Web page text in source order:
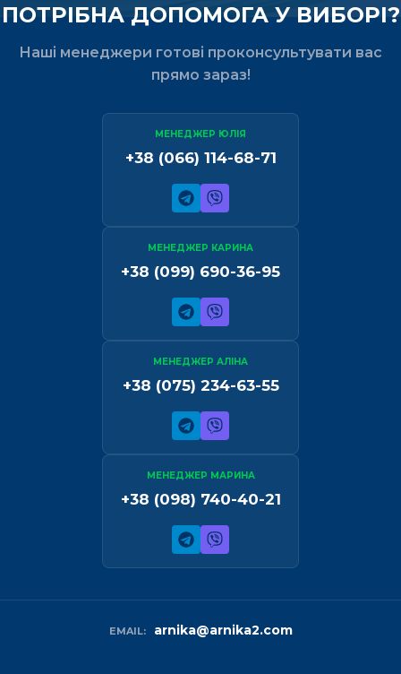
ПОТРІБНА ДОПОМОГА У ВИБОРІ?
Наші менеджери готові проконсультувати вас
прямо зараз!
МЕНЕДЖЕР ЮЛІЯ
+38 (066) 114-68-71
МЕНЕДЖЕР КАРИНА
+38 (099) 690-36-95
МЕНЕДЖЕР АЛІНА
+38 (075) 234-63-55
МЕНЕДЖЕР МАРИНА
+38 (098) 740-40-21
EMAIL: arnika@arnika2.com